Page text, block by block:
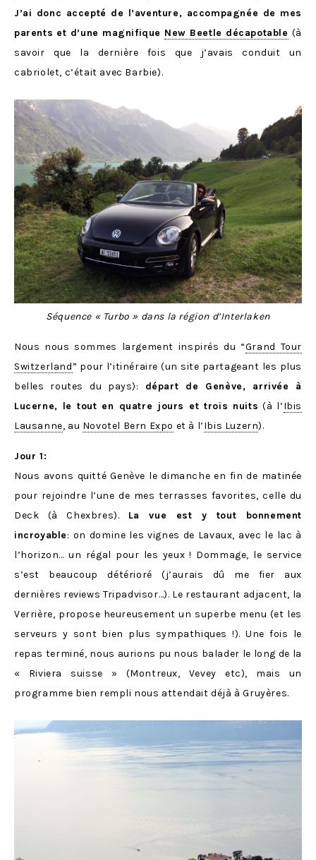
J’ai donc accepté de l’aventure, accompagnée de mes
parents et d’une magnifique New Beetle décapotable (à
savoir que la dernière fois que j’avais conduit un
cabriolet, c’était avec Barbie).
Séquence « Turbo » dans la région d’Interlaken
Nous nous sommes largement inspirés du “Grand Tour
Switzerland” pour l’itinéraire (un site partageant les plus
belles routes du pays): départ de Genève, arrivée à
Lucerne, le tout en quatre jours et trois nuits (à l’Ibis
Lausanne, au Novotel Bern Expo et à l’Ibis Luzern).
Jour 1:
Nous avons quitté Genève le dimanche en fin de matinée
pour rejoindre l’une de mes terrasses favorites, celle du
Deck (à Chexbres). La vue est y tout bonnement
incroyable: on domine les vignes de Lavaux, avec le lac à
l’horizon… un régal pour les yeux ! Dommage, le service
s’est beaucoup détérioré (j’aurais dû me fier aux
dernières reviews Tripadvisor…). Le restaurant adjacent, la
Verrière, propose heureusement un superbe menu (et les
serveurs y sont bien plus sympathiques !). Une fois le
repas terminé, nous aurions pu nous balader le long de la
« Riviera suisse » (Montreux, Vevey etc), mais un
programme bien rempli nous attendait déjà à Gruyères.